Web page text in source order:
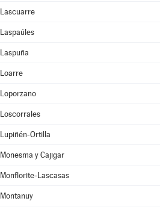
Lascuarre
Laspaúles
Laspuña
Loarre
Loporzano
Loscorrales
Lupiñén-Ortilla
Monesma y Cajigar
Monflorite-Lascasas
Montanuy